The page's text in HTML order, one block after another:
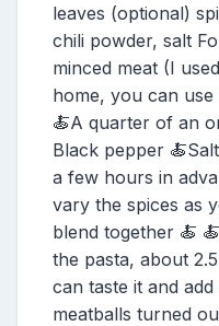
leaves (optional)
chili powder, salt
minced meat (I
home, you can
🍝A quarter of an
Black pepper
a few hours in
vary the spices as
blend together 🍝
the pasta, about
can taste it and
meatballs turned